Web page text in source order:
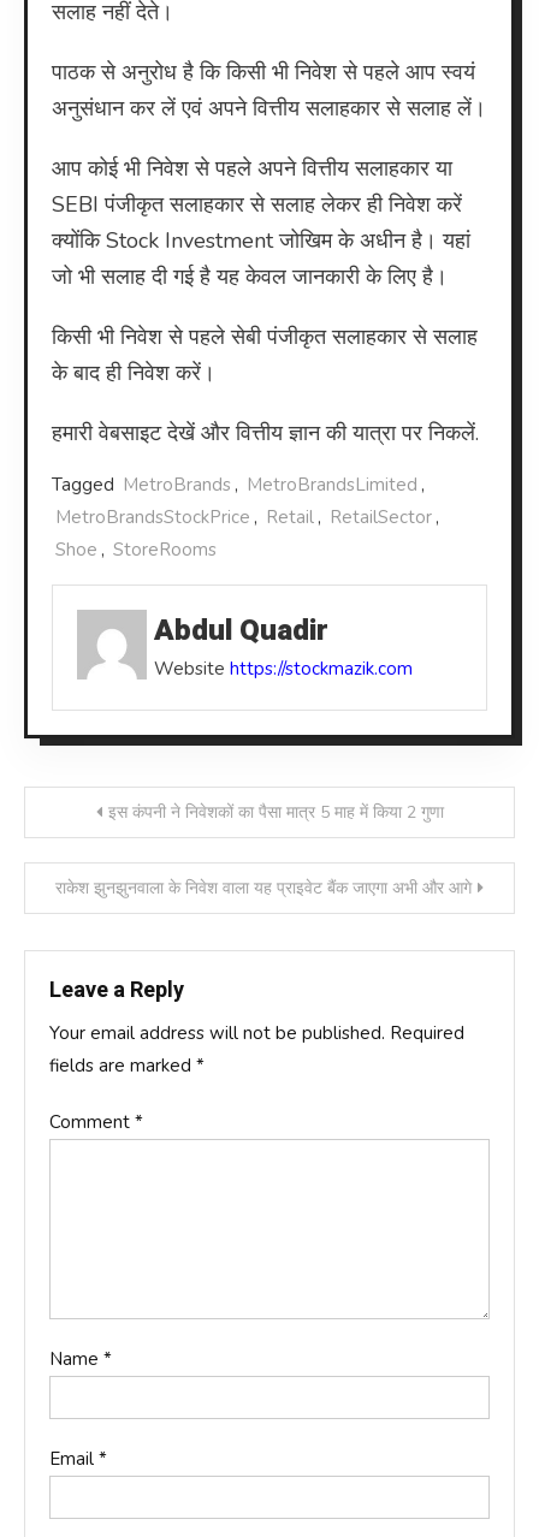
सलाह नहीं देते।
पाठक से अनुरोध है कि किसी भी निवेश से पहले आप स्वयं
अनुसंधान कर लें एवं अपने वित्तीय सलाहकार से सलाह लें।
आप कोई भी निवेश से पहले अपने वित्तीय सलाहकार या
SEBI पंजीकृत सलाहकार से सलाह लेकर ही निवेश करें
क्योंकि Stock Investment जोखिम के अधीन है। यहां
जो भी सलाह दी गई है यह केवल जानकारी के लिए है।
किसी भी निवेश से पहले सेबी पंजीकृत सलाहकार से सलाह
के बाद ही निवेश करें।
हमारी वेबसाइट देखें और वित्तीय ज्ञान की यात्रा पर निकलें.
Tagged MetroBrands , MetroBrandsLimited ,
MetroBrandsStockPrice , Retail , RetailSector ,
Shoe , StoreRooms
Abdul Quadir
Website https://stockmazik.com
Post
navigation
इस कंपनी ने निवेशकों का पैसा मात्र 5 माह में किया 2 गुणा
राकेश झुनझुनवाला के निवेश वाला यह प्राइवेट बैंक जाएगा अभी और आगे
Leave a Reply
Your email address will not be published. Required
fields are marked *
Comment *
Name *
Email *